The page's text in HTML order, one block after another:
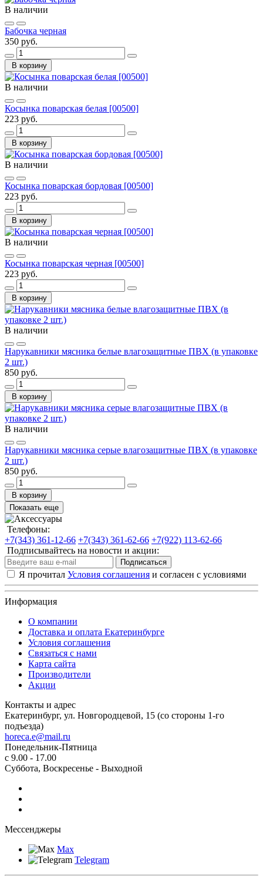
В наличии
Бабочка черная
350 руб.
В корзину
В наличии
Косынка поварская белая [00500]
223 руб.
В корзину
В наличии
Косынка поварская бордовая [00500]
223 руб.
В корзину
В наличии
Косынка поварская черная [00500]
223 руб.
В корзину
В наличии
Нарукавники мясника белые влагозащитные ПВХ (в упаковке
2 шт.)
850 руб.
В корзину
В наличии
Нарукавники мясника серые влагозащитные ПВХ (в упаковке
2 шт.)
850 руб.
В корзину
Показать еще
Телефоны:
+7(343) 361-12-66 +7(343) 361-62-66 +7(922) 113-62-66
Подписывайтесь на новости и акции:
Подписаться
Я прочитал Условия соглашения и согласен с условиями
Информация
О компании
Доставка и оплата Екатеринбурге
Условия соглашения
Связаться с нами
Карта сайта
Производители
Акции
Контакты и адрес
Екатеринбург, ул. Новгородцевой, 15 (со стороны 1-го
подъезда)
horeca.e@mail.ru
Понедельник-Пятница
с 9.00 - 17.00
Суббота, Воскресенье - Выходной
Мессенджеры
Max
Telegram